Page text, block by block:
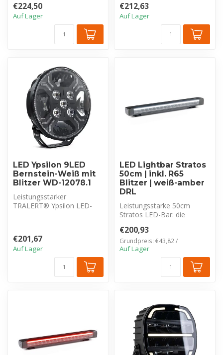
€224,50
Auf Lager
lm und Driving ...
€212,63
Auf Lager
LED Ypsilon 9LED
Bernstein-Weiß mit
Blitzer WD-12078.1
Leistungsstarker
TRALERT® Ypsilon LED-
€201,67
Auf Lager
LED Lightbar Stratos
50cm | inkl. R65
Blitzer | weiß-amber
DRL
Leistungsstarke 50cm
Stratos LED-Bar: die
Hochleist...
€200,93
Grundpreis: €43,82 /
Auf Lager